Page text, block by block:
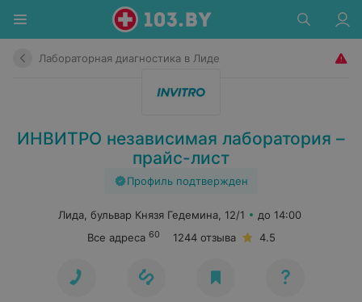
Лабораторная диагностика в Лиде
ИНВИТРО независимая лаборатория –
прайс-лист
Профиль подтвержден
Лида, бульвар Князя Гедемина, 12/1
до 14:00
Все адреса 60 1244 отзыва 4.5